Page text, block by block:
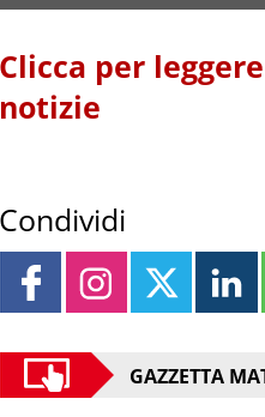
Clicca per
notizie
Condividi
GAZZETTA